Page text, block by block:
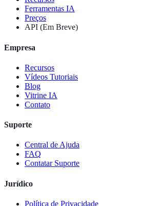
Ferramentas IA
Preços
API (Em Breve)
Empresa
Recursos
Vídeos Tutoriais
Blog
Vitrine IA
Contato
Suporte
Central de Ajuda
FAQ
Contatar Suporte
Jurídico
Política de Privacidade